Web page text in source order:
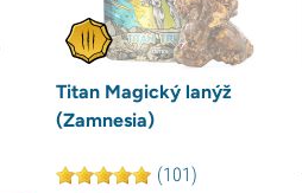
Titan Magický lanýž
(Zamnesia)
(101)